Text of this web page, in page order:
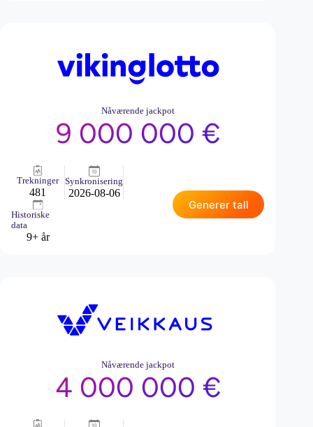
Nåværende jackpot
9 000 000 €
Trekninger
481
Synkronisering
2026-08-06
Historiske
data
9+ år
Generer tall
Nåværende jackpot
4 000 000 €